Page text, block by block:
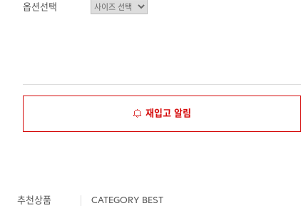
옵션선택
재입고 알림
추천상품 CATEGORY BEST